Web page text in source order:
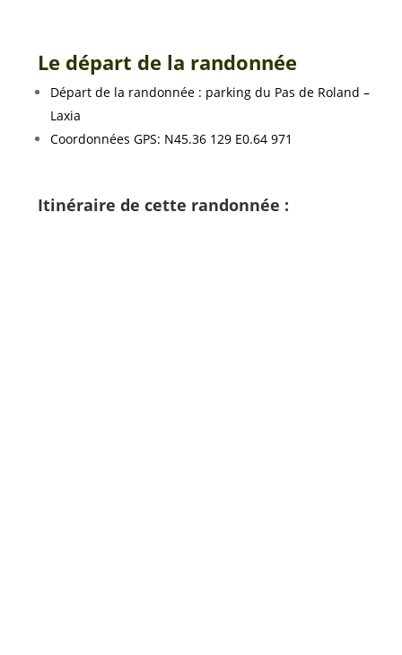
Le départ de la randonnée
Départ de la randonnée : parking du Pas de Roland –
Laxia
Coordonnées GPS: N45.36 129 E0.64 971
Itinéraire de cette randonnée :